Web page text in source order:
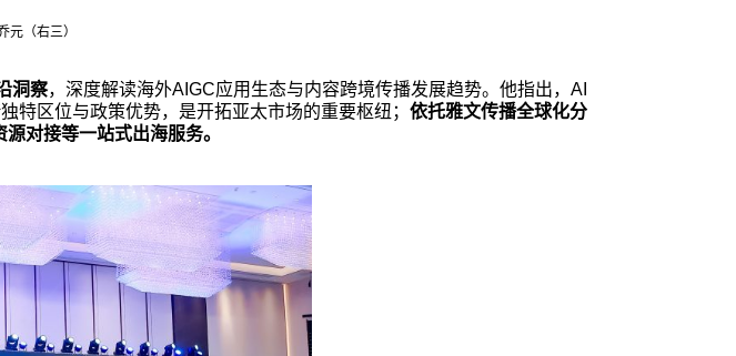
元（右三）
洞察，深度解读海外AIGC应用生态与内容跨境传播发展趋势。他指出，AI
特区位与政策优势，是开拓亚太市场的重要枢纽； 依托雅文传播全球化分
对接等一站式出海服务。